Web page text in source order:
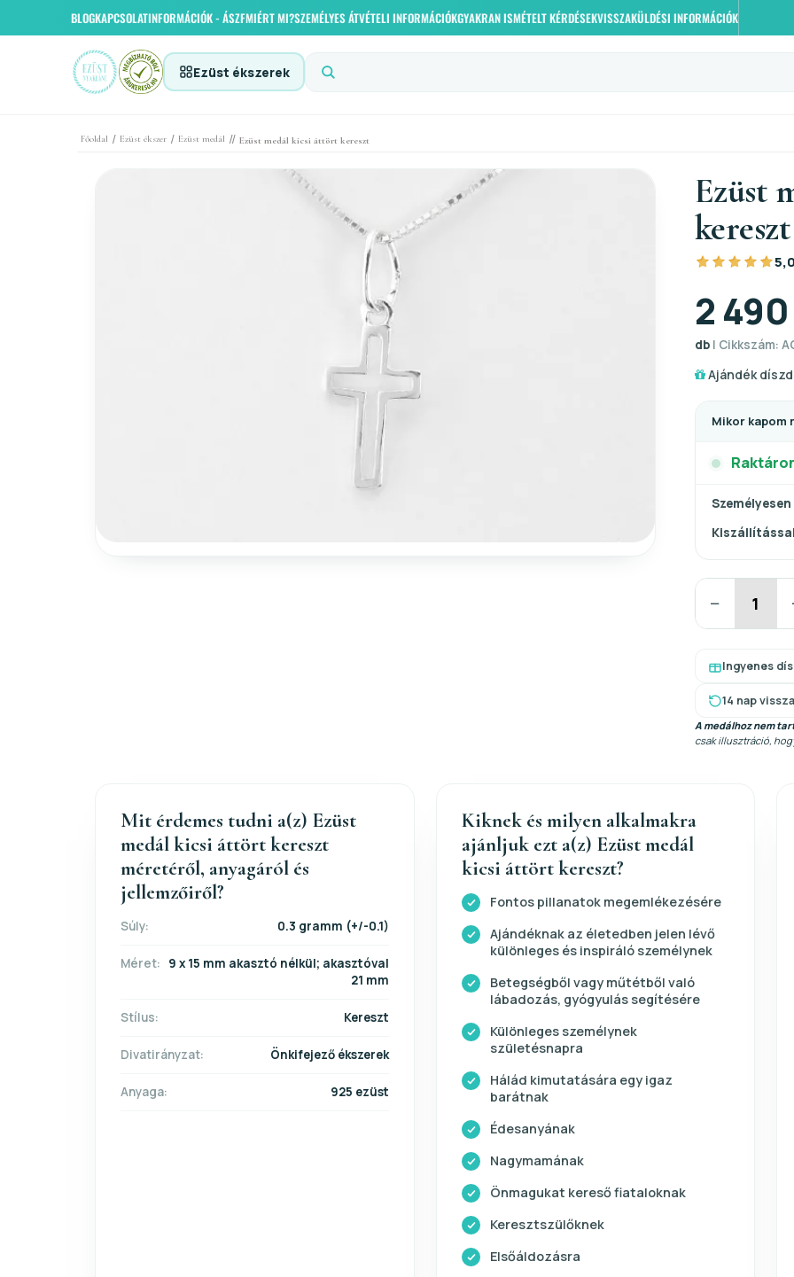
BLOGKAPCSOLATINFORMÁCIÓK - ÁSZFMIÉRT MI?SZEMÉLYES ÁTVÉTELI INFORMÁCIÓKGYAKRAN ISMÉTELT KÉRDÉSEKVISSZAKÜLDÉSI INFORMÁCIÓK
Ezüst ékszerek
Főoldal / Ezüst ékszer / Ezüst medál // Ezüst medál kicsi áttört kereszt
Ezüst
kereszt
2
db| Cikkszám:
Ajándék
Mikor kapom
Személyesen
−
Ingyenes
14 nap
A medálhoz nem
csak illusztráció,
Mit érdemes tudni a(z) Ezüst
medál kicsi áttört kereszt
méretéről, anyagáról és
jellemzőiről?
Súly: 0.3 gramm (+/-0.1)
Méret:
9 x 15 mm akasztó nélkül; akasztóval
21 mm
Stílus: Kereszt
Divatirányzat: Önkifejező ékszerek
Anyaga: 925 ezüst
Kiknek és milyen alkalmakra
ajánljuk ezt a(z) Ezüst medál
kicsi áttört kereszt?
Fontos pillanatok megemlékezésére
Ajándéknak az életedben jelen lévő
különleges és inspiráló személynek
Betegségből vagy műtétből való
lábadozás, gyógyulás segítésére
Különleges személynek
születésnapra
Hálád kimutatására egy igaz
barátnak
Édesanyának
Nagymamának
Önmagukat kereső fiataloknak
Keresztszülőknek
Elsőáldozásra